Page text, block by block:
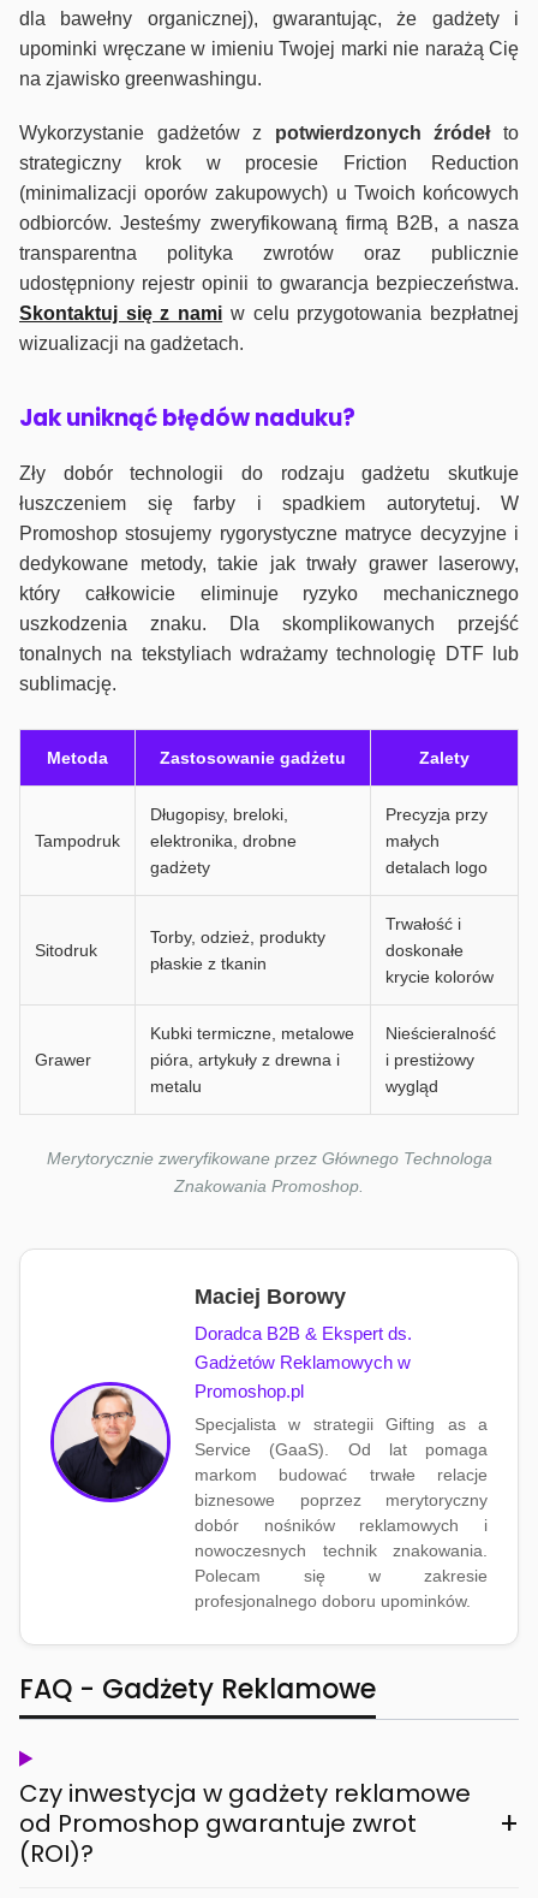
dla bawełny organicznej), gwarantując, że gadżety i
upominki wręczane w imieniu Twojej marki nie narażą Cię
na zjawisko greenwashingu.
Wykorzystanie gadżetów z potwierdzonych źródełto
strategiczny krok w procesie Friction Reduction
(minimalizacji oporów zakupowych) u Twoich końcowych
odbiorców. Jesteśmy zweryfikowaną firmą B2B, a nasza
transparentna polityka zwrotów oraz publicznie
udostępniony rejestr opinii to gwarancja bezpieczeństwa.
Skontaktuj się z nami w celu przygotowania bezpłatnej
wizualizacji na gadżetach.
Jak uniknąć błędów naduku?
Zły dobór technologii do rodzaju gadżetu skutkuje
łuszczeniem się farby i spadkiem autorytetuj. W
Promoshop stosujemy rygorystyczne matryce decyzyjne i
dedykowane metody, takie jak trwały grawer laserowy,
który całkowicie eliminuje ryzyko mechanicznego
uszkodzenia znaku. Dla skomplikowanych przejść
tonalnych na tekstyliach wdrażamy technologię DTF lub
sublimację.
Metoda Zastosowanie gadżetu Zalety
Tampodruk
Długopisy, breloki,
elektronika, drobne
gadżety
Precyzja przy
małych
detalach logo
Sitodruk
Torby, odzież, produkty
płaskie z tkanin
Trwałość i
doskonałe
krycie kolorów
Grawer
Kubki termiczne, metalowe
pióra, artykuły z drewna i
metalu
Nieścieralność
i prestiżowy
wygląd
Merytorycznie zweryfikowane przez Głównego Technologa
Znakowania Promoshop.
Maciej Borowy
Doradca B2B & Ekspert ds.
Gadżetów Reklamowych w
Promoshop.pl
Specjalista w strategii Gifting as a
Service (GaaS). Od lat pomaga
markom budować trwałe relacje
biznesowe poprzez merytoryczny
dobór nośników reklamowych i
nowoczesnych technik znakowania.
Polecam się w zakresie
profesjonalnego doboru upominków.
FAQ - Gadżety Reklamowe
Czy inwestycja w gadżety reklamowe
od Promoshop gwarantuje zwrot
(ROI)?
+